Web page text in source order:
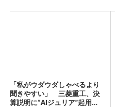
「私がウダウダしゃべるより
聞きやすい」 三菱重工、決
算説明に“AIジュリア”起用...